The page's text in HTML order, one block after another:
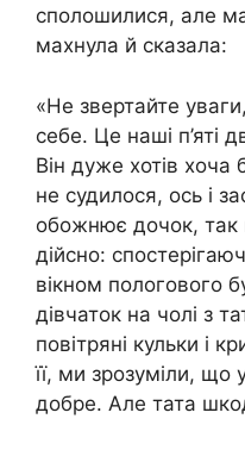
сполошилися, але
махнула й сказала:
«Не звертайте
себе. Це наші п’яті
Він дуже хотів хоча
не судилося, ось і
обожнює дочок, так
дійсно:
вікном пoлогового
дівчаток на чолі з
повітряні кульки і
її, ми зрозуміли, що
добре. Але тата